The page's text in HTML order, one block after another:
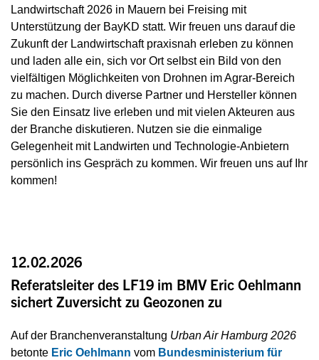
Landwirtschaft 2026 in Mauern bei Freising mit
Unterstützung der BayKD statt. Wir freuen uns darauf die
Zukunft der Landwirtschaft praxisnah erleben zu können
und laden alle ein, sich vor Ort selbst ein Bild von den
vielfältigen Möglichkeiten von Drohnen im Agrar-Bereich
zu machen. Durch diverse Partner und Hersteller können
Sie den Einsatz live erleben und mit vielen Akteuren aus
der Branche diskutieren. Nutzen sie die einmalige
Gelegenheit mit Landwirten und Technologie-Anbietern
persönlich ins Gespräch zu kommen. Wir freuen uns auf Ihr
kommen!
12.02.2026
Referatsleiter des LF19 im BMV Eric Oehlmann
sichert Zuversicht zu Geozonen zu
Auf der Branchenveranstaltung Urban Air Hamburg 2026
betonte Eric Oehlmann vom Bundesministerium für